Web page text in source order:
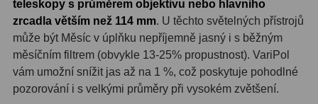
Příslušenství54
Redukce 1,25" a 2"17
Svítilny 5
Čištění28
teleskopy s průměrem objektivu nebo hlavního
zrcadla větším než 114 mm. U těchto světelných přístrojů
může být Měsíc v úplňku nepříjemně jasný i s běžným
měsíčním filtrem (obvykle 13-25% propustnost). VariPol
vám umožní snížit jas až na 1 %, což poskytuje pohodlné
pozorování i s velkými průměry při vysokém zvětšení.